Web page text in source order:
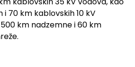
70 km kablovskih 10 kV
km nadzemne i 60 km